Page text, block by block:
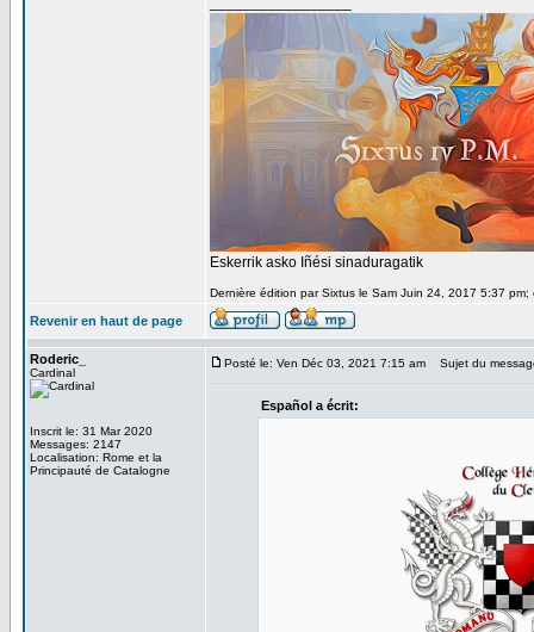
Eskerrik asko Iñési sinaduragatik
Dernière édition par Sixtus le Sam Juin 24, 2017 5:37 pm;
Revenir en haut de page
Roderic_
Cardinal
Inscrit le: 31 Mar 2020
Messages: 2147
Localisation: Rome et la
Principauté de Catalogne
Posté le: Ven Déc 03, 2021 7:15 am Sujet du
Español a écrit: